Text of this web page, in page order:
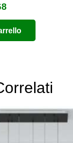
prezzo
attuale
è: